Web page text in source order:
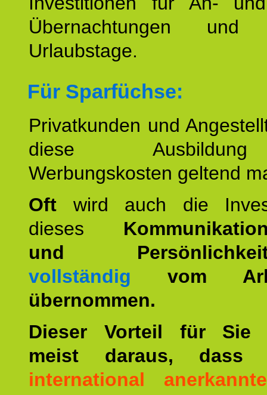
Übernachtungen und
Urlaubstage.
Für Sparfüchse:
Privatkunden und
diese
Werbungskosten geltend
Oft wird auch die
dieses
und
vollständig vom
übernommen.
Dieser Vorteil für Sie
meist daraus,
international